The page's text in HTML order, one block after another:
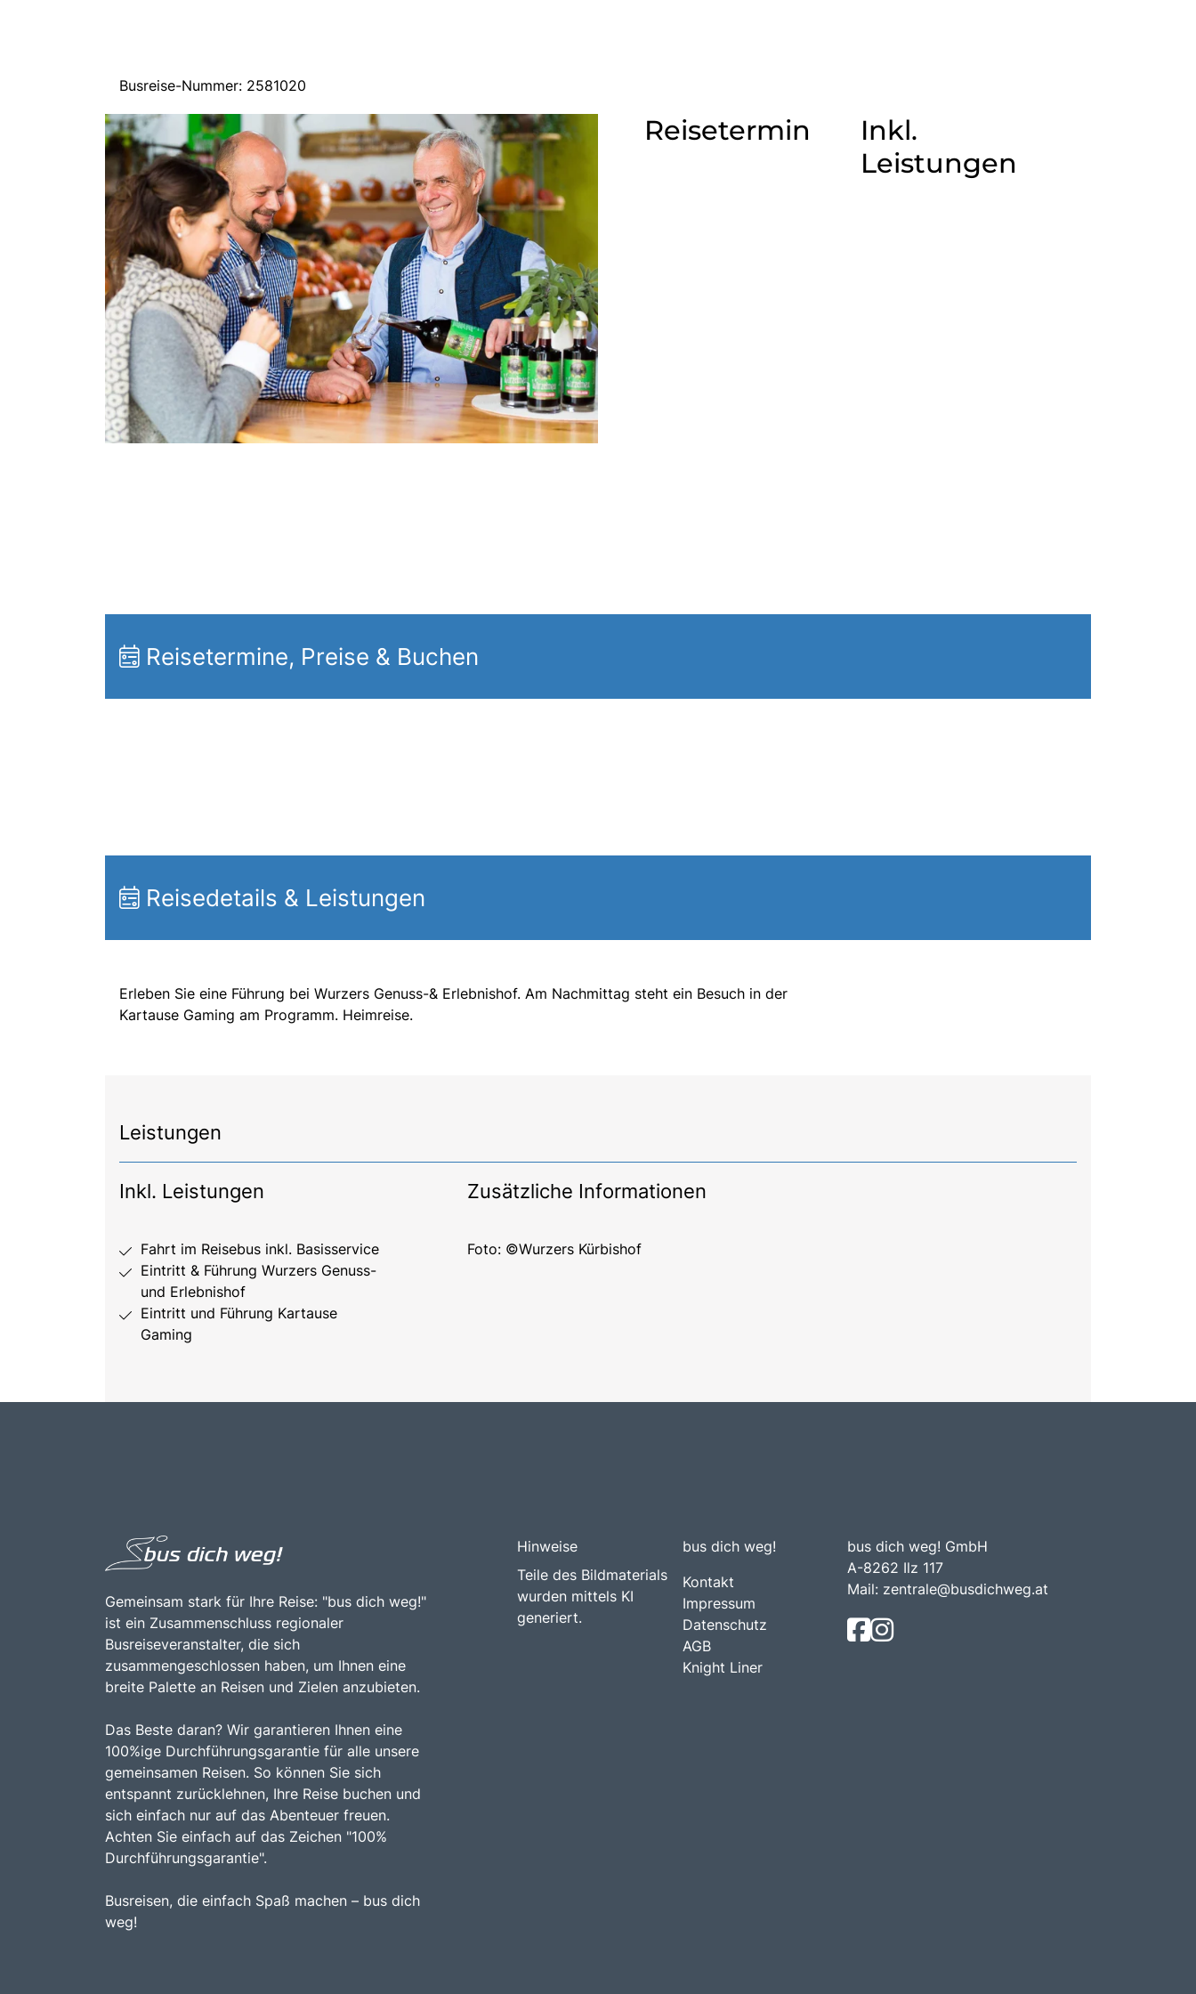
Busreise-Nummer: 2581020
Reisetermin
Inkl.
Leistungen
Reisetermine, Preise & Buchen
Reisedetails & Leistungen
Erleben Sie eine Führung bei Wurzers Genuss-& Erlebnishof. Am Nachmittag steht ein Besuch in der
Kartause Gaming am Programm. Heimreise.
Leistungen
Inkl. Leistungen
Fahrt im Reisebus inkl. Basisservice
Eintritt & Führung Wurzers Genuss-
und Erlebnishof
Eintritt und Führung Kartause
Gaming
Zusätzliche Informationen
Foto: ©Wurzers Kürbishof
Gemeinsam stark für Ihre Reise: "bus dich weg!"
ist ein Zusammenschluss regionaler
Busreiseveranstalter, die sich
zusammengeschlossen haben, um Ihnen eine
breite Palette an Reisen und Zielen anzubieten.
Das Beste daran? Wir garantieren Ihnen eine
100%ige Durchführungsgarantie für alle unsere
gemeinsamen Reisen. So können Sie sich
entspannt zurücklehnen, Ihre Reise buchen und
sich einfach nur auf das Abenteuer freuen.
Achten Sie einfach auf das Zeichen "100%
Durchführungsgarantie".
Busreisen, die einfach Spaß machen – bus dich
weg!
Hinweise
Teile des Bildmaterials
wurden mittels KI
generiert.
bus dich weg!
Kontakt
Impressum
Datenschutz
AGB
Knight Liner
bus dich weg! GmbH
A-8262 Ilz 117
Mail: zentrale@busdichweg.at